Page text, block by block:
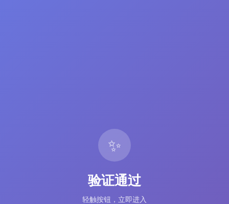
✨
验证通过
轻触按钮，立即进入